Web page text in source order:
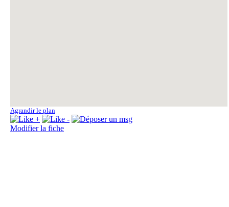
Agrandir le plan
Modifier la fiche